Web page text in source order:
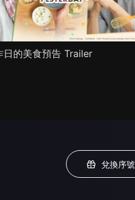
日的美食預告 Trailer
兌換序號